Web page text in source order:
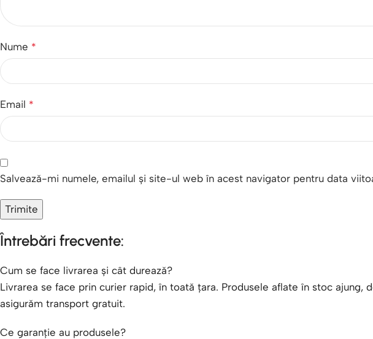
Nume *
Email *
Salvează-mi numele, emailul și site-ul web în acest navigator pentru data
Întrebări frecvente:
Cum se face livrarea și cât durează?
Livrarea se face prin curier rapid, în toată țara. Produsele aflate în stoc
asigurăm transport gratuit.
Ce garanție au produsele?